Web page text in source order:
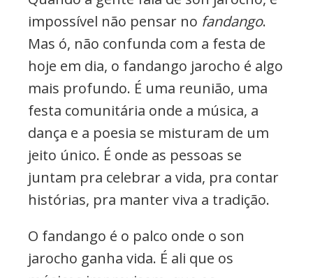
impossível não pensar no fandango.
Mas ó, não confunda com a festa de
hoje em dia, o fandango jarocho é algo
mais profundo. É uma reunião, uma
festa comunitária onde a música, a
dança e a poesia se misturam de um
jeito único. É onde as pessoas se
juntam pra celebrar a vida, pra contar
histórias, pra manter viva a tradição.
O fandango é o palco onde o son
jarocho ganha vida. É ali que os